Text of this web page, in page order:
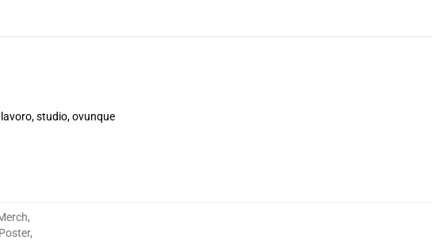
studio, ovunque
,
,